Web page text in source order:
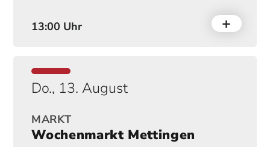
13:00 Uhr
Do., 13. August
MARKT
Wochenmarkt Mettingen